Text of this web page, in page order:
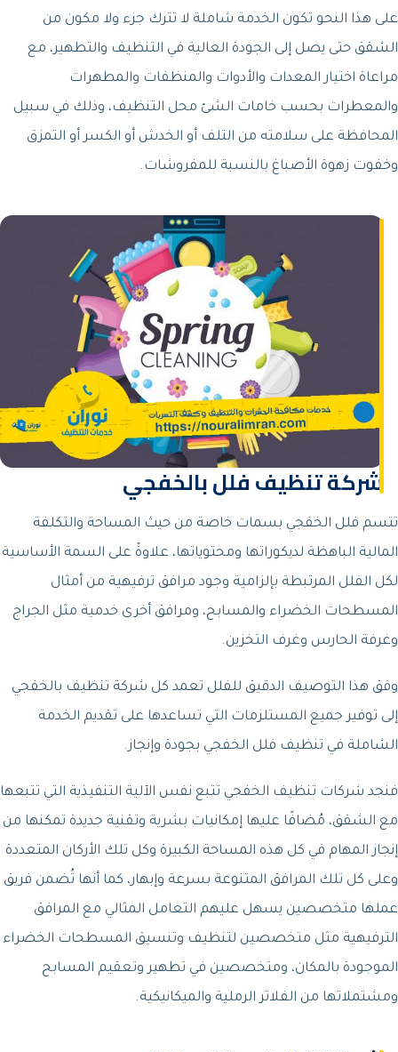
على هذا النحو تكون الخدمة شاملة لا تترك جزء ولا مكون من
الشقق حتى يصل إلى الجودة العالية في التنظيف والتطهير، مع
مراعاة اختيار المعدات والأدوات والمنظفات والمطهرات
والمعطرات بحسب خامات الشئ محل التنظيف، وذلك في سبيل
المحافظة على سلامته من التلف أو الخدش أو الكسر أو التمزق
وخفوت زهوة الأصباغ بالنسبة للمفروشات.
شركة تنظيف فلل بالخفجي
تتسم فلل الخفجي بسمات خاصة من حيث المساحة والتكلفة
المالية الباهظة لديكوراتها ومحتوياتها، علاوةً على السمة الأساسية
لكل الفلل المرتبطة بإلزامية وجود مرافق ترفيهية من أمثال
المسطحات الخضراء والمسابح، ومرافق أخرى خدمية مثل الجراج
وغرفة الحارس وغرف التخزين.
وفق هذا التوصيف الدقيق للفلل تعمد كل شركة تنظيف بالخفجي
إلى توفير جميع المستلزمات التي تساعدها على تقديم الخدمة
الشاملة في تنظيف فلل الخفجي بجودة وإنجاز.
فنجد شركات تنظيف الخفجي تتبع نفس الآلية التنفيذية التي تتبعها
مع الشقق، مُضافًا عليها إمكانيات بشرية وتقنية جديدة تمكنها من
إنجاز المهام في كل هذه المساحة الكبيرة وكل تلك الأركان المتعددة
وعلى كل تلك المرافق المتنوعة بسرعة وإبهار، كما أنها تُضمن فريق
عملها متخصصين يسهل عليهم التعامل المثالي مع المرافق
الترفيهية مثل متخصصين لتنظيف وتنسيق المسطحات الخضراء
الموجودة بالمكان، ومتخصصين في تطهير وتعقيم المسابح
ومشتملاتها من الفلاتر الرملية والميكانيكية.